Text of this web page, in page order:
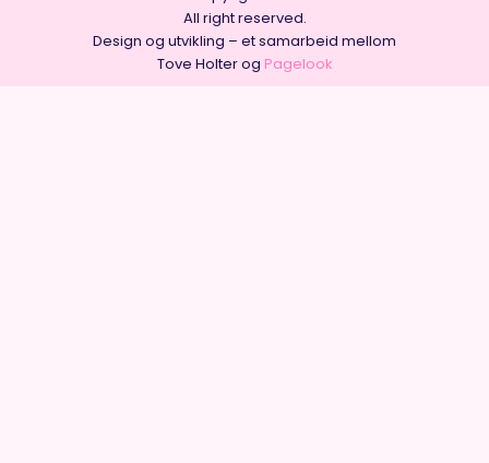
All right reserved.
Design og utvikling – et samarbeid mellom
Tove Holter og Pagelook